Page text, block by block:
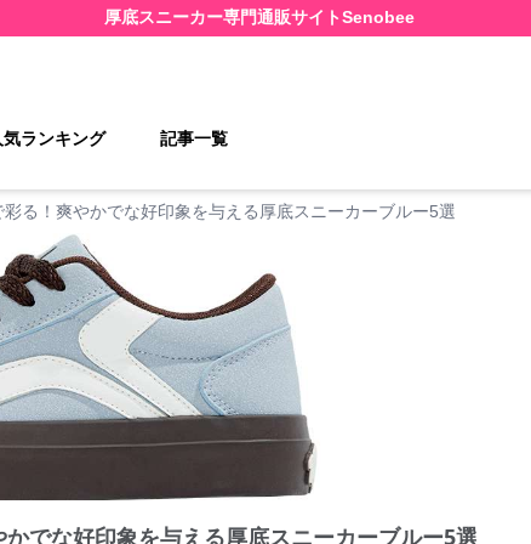
厚底スニーカー専門通販サイトSenobee
気ランキング 記事一覧
彩る！爽やかでな好印象を与える厚底スニーカーブルー5選
でな好印象を与える厚底スニーカーブルー5選